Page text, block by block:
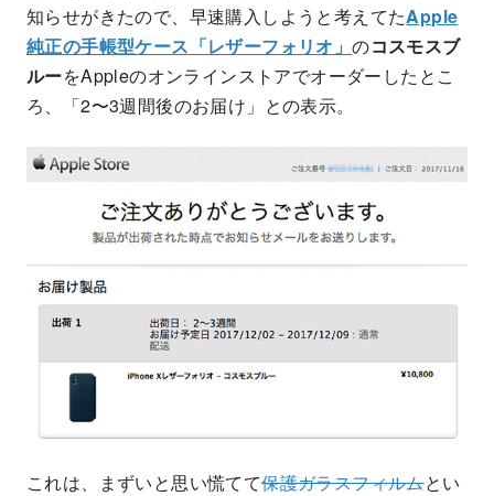
知らせがきたので、早速購入しようと考えてたApple
純正の手帳型ケース 「レザーフォリオ」のコスモスブ
ルーをAppleのオンラインストアでオーダーしたとこ
ろ、「2〜3週間後のお届け」との表示。
これは、まずいと思い慌てて保護ガラスフィルムとい